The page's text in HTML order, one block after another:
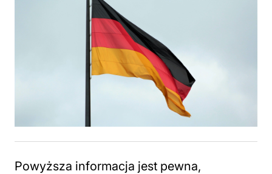
Powyższa informacja jest pewna,